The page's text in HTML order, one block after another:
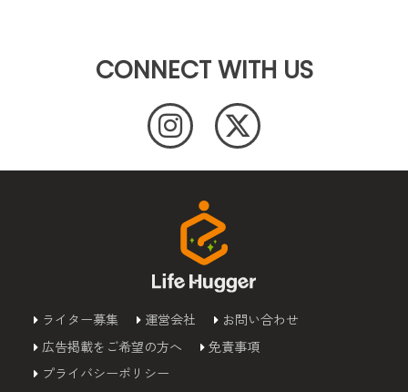
CONNECT WITH US
ライター募集 運営会社
お問い合わせ
広告掲載をご希望の方へ
免責事項
プライバシーポリシー